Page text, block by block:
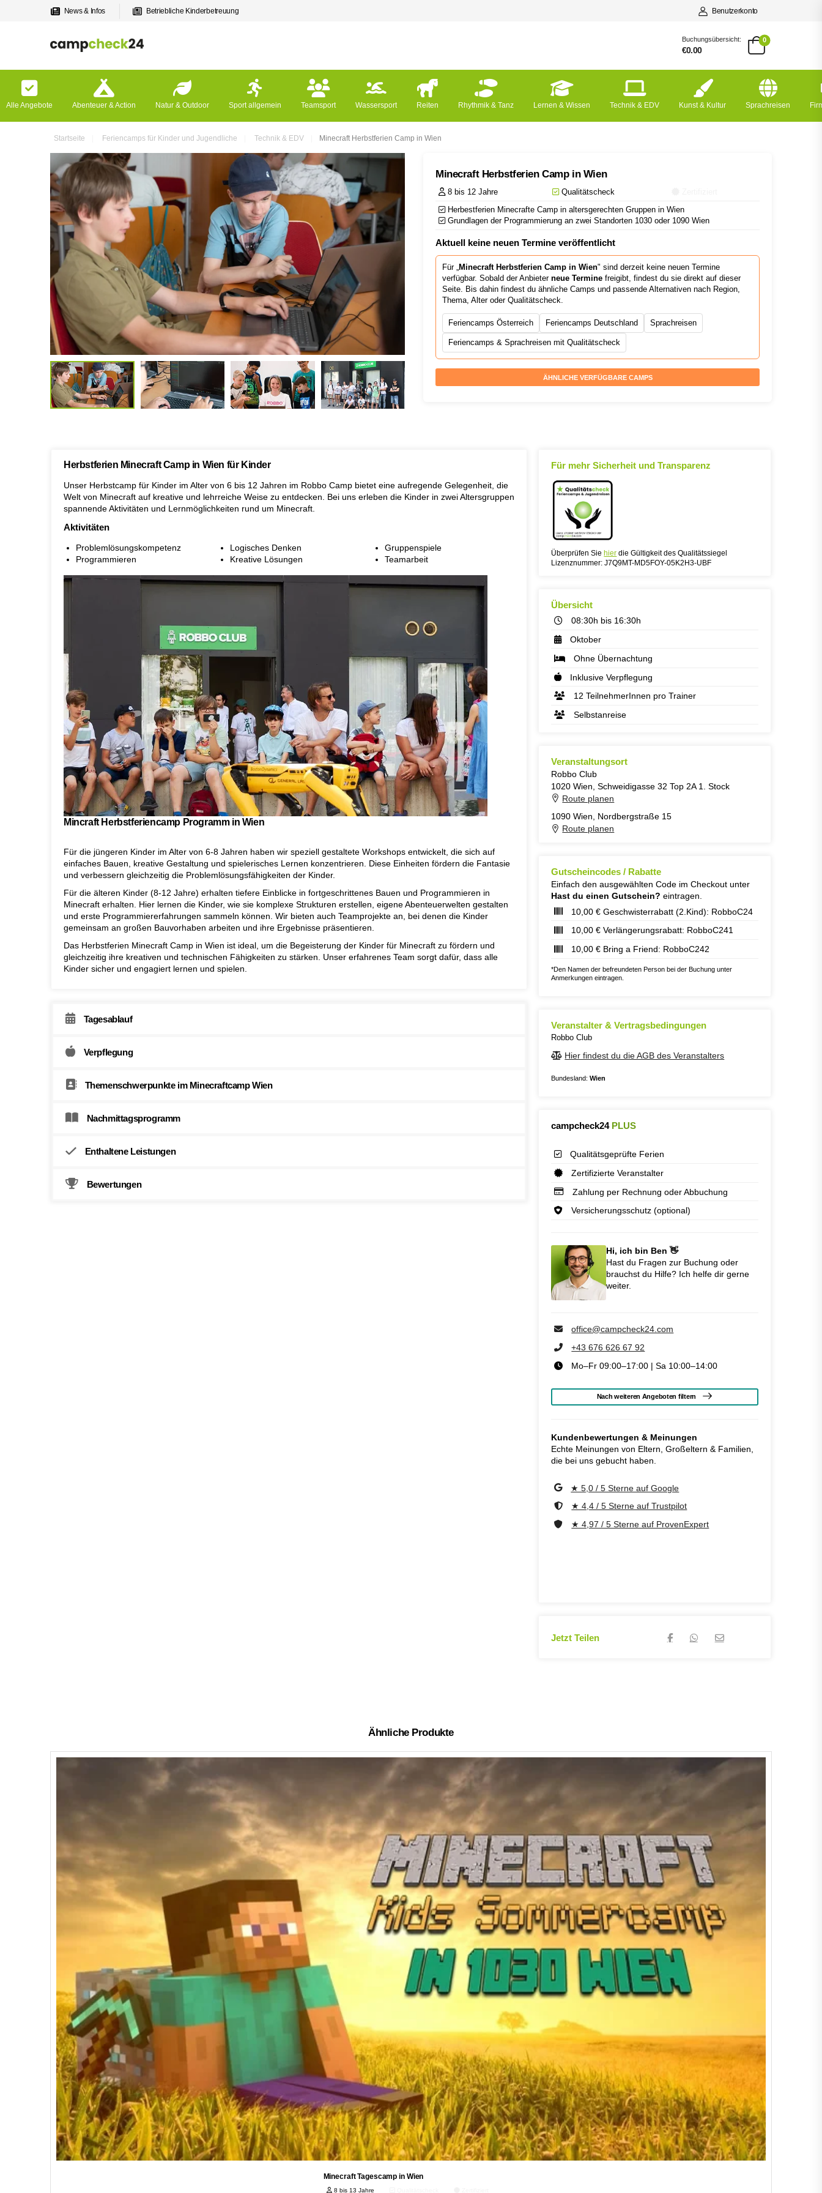
News & Infos Betriebliche Kinderbetreuung Benutzerkonto
Buchungsübersicht:
€0.00
0
Alle Angebote Abenteuer & Action Natur & Outdoor Sport allgemein Teamsport Wassersport Reiten Rhythmik & Tanz Lernen & Wissen Technik & EDV Kunst & Kultur Sprachreisen
Startseite Feriencamps für Kinder und Jugendliche Technik & EDV Minecraft Herbstferien Camp in Wien
Minecraft Herbstferien Camp in Wien
8 bis 12 Jahre Qualitätscheck
Herbestferien Minecrafte Camp in altersgerechten Gruppen in Wien
Grundlagen der Programmierung an zwei Standorten 1030 oder 1090 Wien
Aktuell keine neuen Termine veröffentlicht
Für „Minecraft Herbstferien Camp in Wien" sind derzeit keine neuen Termine
verfügbar. Sobald der Anbieter neue Termine freigibt, findest du sie direkt auf dieser
Seite. Bis dahin findest du ähnliche Camps und passende Alternativen nach Region,
Thema, Alter oder Qualitätscheck.
Feriencamps Österreich Feriencamps Deutschland Sprachreisen
Feriencamps & Sprachreisen mit Qualitätscheck
ÄHNLICHE VERFÜGBARE CAMPS
Herbstferien Minecraft Camp in Wien für Kinder
Unser Herbstcamp für Kinder im Alter von 6 bis 12 Jahren im Robbo Camp bietet eine aufregende Gelegenheit, die
Welt von Minecraft auf kreative und lehrreiche Weise zu entdecken. Bei uns erleben die Kinder in zwei Altersgruppen
spannende Aktivitäten und Lernmöglichkeiten rund um Minecraft.
Aktivitäten
Problemlösungskompetenz
Programmieren
Logisches Denken
Kreative Lösungen
Gruppenspiele
Teamarbeit
Mincraft Herbstferiencamp Programm in Wien
Für die jüngeren Kinder im Alter von 6-8 Jahren haben wir speziell gestaltete Workshops entwickelt, die sich auf
einfaches Bauen, kreative Gestaltung und spielerisches Lernen konzentrieren. Diese Einheiten fördern die Fantasie
und verbessern gleichzeitig die Problemlösungsfähigkeiten der Kinder.
Für die älteren Kinder (8-12 Jahre) erhalten tiefere Einblicke in fortgeschrittenes Bauen und Programmieren in
Minecraft erhalten. Hier lernen die Kinder, wie sie komplexe Strukturen erstellen, eigene Abenteuerwelten gestalten
und erste Programmiererfahrungen sammeln können. Wir bieten auch Teamprojekte an, bei denen die Kinder
gemeinsam an großen Bauvorhaben arbeiten und ihre Ergebnisse präsentieren.
Das Herbstferien Minecraft Camp in Wien ist ideal, um die Begeisterung der Kinder für Minecraft zu fördern und
gleichzeitig ihre kreativen und technischen Fähigkeiten zu stärken. Unser erfahrenes Team sorgt dafür, dass alle
Kinder sicher und engagiert lernen und spielen.
Tagesablauf
Verpflegung
Themenschwerpunkte im Minecraftcamp Wien
Nachmittagsprogramm
Enthaltene Leistungen
Bewertungen
Für mehr Sicherheit und Transparenz
Überprüfen Sie hier die Gültigkeit des Qualitätssiegel
Lizenznummer: J7Q9MT-MD5FOY-05K2H3-UBF
Übersicht
08:30h bis 16:30h
Oktober
Ohne Übernachtung
Inklusive Verpflegung
12 TeilnehmerInnen pro Trainer
Selbstanreise
Veranstaltungsort
Robbo Club
1020 Wien, Schweidigasse 32 Top 2A 1. Stock
Route planen
1090 Wien, Nordbergstraße 15
Route planen
Gutscheincodes / Rabatte
Einfach den ausgewählten Code im Checkout unter
Hast du einen Gutschein? eintragen.
10,00 € Geschwisterrabatt (2.Kind): RobboC24
10,00 € Verlängerungsrabatt: RobboC241
10,00 € Bring a Friend: RobboC242
*Den Namen der befreundeten Person bei der Buchung unter
Anmerkungen eintragen.
Veranstalter & Vertragsbedingungen
Robbo Club
Hier findest du die AGB des Veranstalters
Bundesland:Wien
campcheck24 PLUS
Qualitätsgeprüfte Ferien
Zertifizierte Veranstalter
Zahlung per Rechnung oder Abbuchung
Versicherungsschutz (optional)
Hi, ich bin Ben 👋
Hast du Fragen zur Buchung oder
brauchst du Hilfe? Ich helfe dir gerne
weiter.
office@campcheck24.com
+43 676 626 67 92
Mo–Fr 09:00–17:00 | Sa 10:00–14:00
Nach weiteren Angeboten filtern
Kundenbewertungen & Meinungen
Echte Meinungen von Eltern, Großeltern & Familien,
die bei uns gebucht haben.
★ 5,0 / 5 Sterne auf Google
★ 4,4 / 5 Sterne auf Trustpilot
★ 4,97 / 5 Sterne auf ProvenExpert
Jetzt Teilen
Ähnliche Produkte
Minecraft Tagescamp in Wien
8 bis 13 Jahre